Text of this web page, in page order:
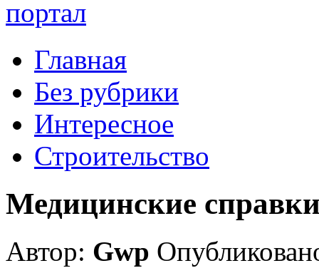
Главная
Без рубрики
Интересное
Строительство
Медицинские
Автор: Gwp